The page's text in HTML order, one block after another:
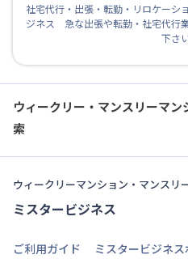
社宅代行・出張・転勤・リロケーシ
ジネス 急な出張や転勤・社宅代行
下さい
ウィークリー・マンスリーマ
索
ウィークリーマンション・マンスリ
ミスタービジネス
ご利用ガイド ミスタービジネ